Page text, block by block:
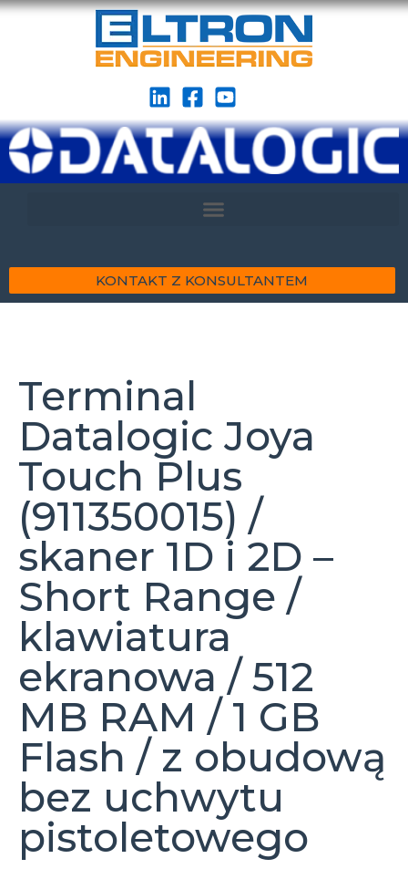
KONTAKT Z KONSULTANTEM
Terminal
Datalogic Joya
Touch Plus
(911350015) /
skaner 1D i 2D –
Short Range /
klawiatura
ekranowa / 512
MB RAM / 1 GB
Flash / z obudową
bez uchwytu
pistoletowego